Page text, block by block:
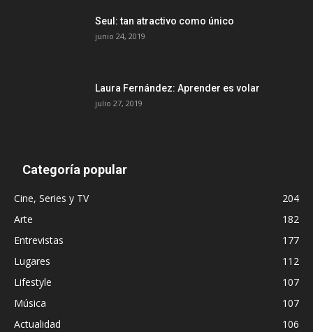
Seul: tan atractivo como único
junio 24, 2019
Laura Fernández: Aprender es volar
julio 27, 2019
Categoría popular
Cine, Series y TV
204
Arte
182
Entrevistas
177
Lugares
112
Lifestyle
107
Música
107
Actualidad
106